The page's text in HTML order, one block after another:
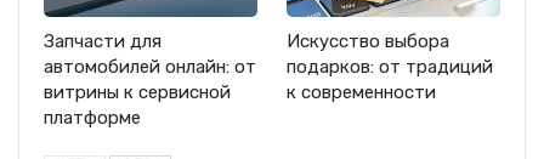
Запчасти для
автомобилей онлайн: от
витрины к сервисной
платформе
Искусство выбора
подарков: от традиций
к современности